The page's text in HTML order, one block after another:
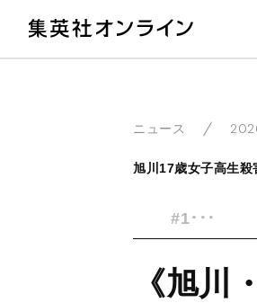
ニュース
旭川17歳女子高生殺
#1･･･
《旭川